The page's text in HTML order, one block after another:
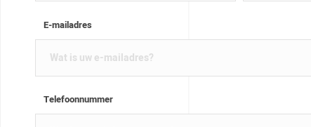
E-mailadres
Telefoonnummer